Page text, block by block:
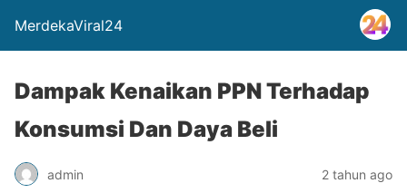
MerdekaViral24
Dampak Kenaikan PPN Terhadap
Konsumsi Dan Daya Beli
admin 2 tahun ago